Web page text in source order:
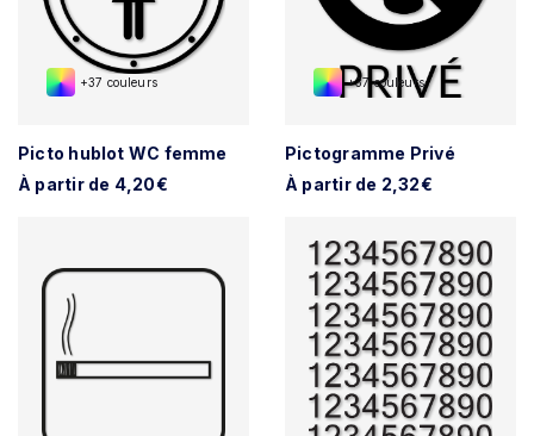
+37 couleurs
Picto hublot WC femme
À partir de 4,20€
+37 couleurs
Pictogramme Privé
À partir de 2,32€